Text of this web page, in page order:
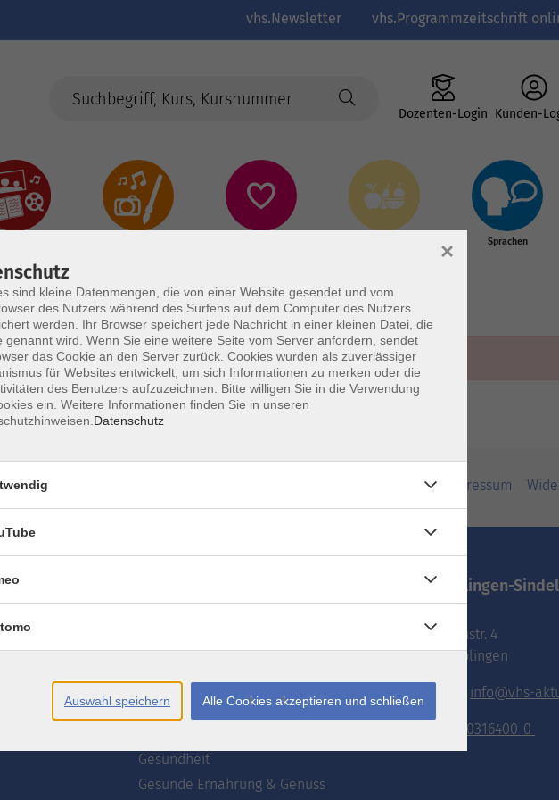
vhs.Newsletter vhs.Programmzeitschrift
Dozenten-Login Kunden-
Sprachen
Erklärung zur Barrierefreiheit Impressum
Akademie
Kultur
Gesundheit
Gesunde Ernährung & Genuss
vhs.Böblingen-
Pestalozzistr. 4
71032 Böblingen
info@vhs-
070316400-0
sind kleine Datenmengen, die von einer Website gesendet und vom
des Nutzers während des Surfens auf dem Computer des Nutzers
werden. Ihr Browser speichert jede Nachricht in einer kleinen Datei, die
genannt wird. Wenn Sie eine weitere Seite vom Server anfordern, sendet
das Cookie an den Server zurück. Cookies wurden als zuverlässiger
für Websites entwickelt, um sich Informationen zu merken oder die
des Benutzers aufzuzeichnen. Bitte willigen Sie in die Verwendung
ein. Weitere Informationen finden Sie in unseren
Datenschutz
×
Auswahl speichern Alle Cookies akzeptieren und schließen